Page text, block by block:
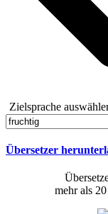
Zielsprache
Übersetzer
mehr als